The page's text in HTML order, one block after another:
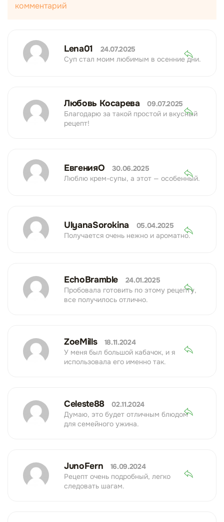
комментарий
Lena01
24.07.2025
Суп стал моим любимым в осенние дни.
Любовь Косарева
09.07.2025
Благодарю за такой простой и вкусный
рецепт!
ЕвгенияО
30.06.2025
Люблю крем-супы, а этот — особенный.
UlyanaSorokina
05.04.2025
Получается очень нежно и ароматно.
EchoBramble
24.01.2025
Пробовала готовить по этому рецепту,
все получилось отлично.
ZoeMills
18.11.2024
У меня был большой кабачок, и я
использовала его именно так.
Celeste88
02.11.2024
Думаю, это будет отличным блюдом
для семейного ужина.
JunoFern
16.09.2024
Рецепт очень подробный, легко
следовать шагам.